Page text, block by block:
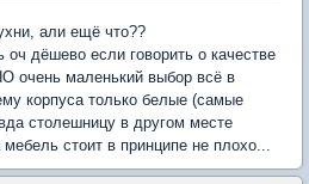
али ещё что??
дёшево если говорить о качестве
очень маленький выбор всё в
корпуса только белые (самые
столешницу в другом месте
стоит в принципе не плохо...